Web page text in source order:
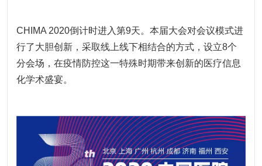
CHIMA 2020倒计时进入第9天。本届大会对会议模式进
行了大胆创新，采取线上线下相结合的方式，设立8个
分会场，在疫情防控这一特殊时期带来创新的医疗信息
化学术盛宴。